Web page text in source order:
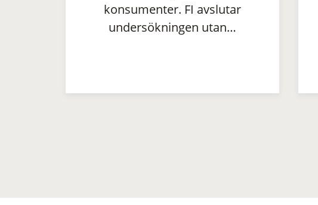
konsumenter. FI avslutar
undersökningen utan…